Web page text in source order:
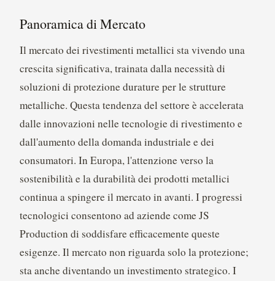
Panoramica di Mercato
Il mercato dei rivestimenti metallici sta vivendo una
crescita significativa, trainata dalla necessità di
soluzioni di protezione durature per le strutture
metalliche. Questa tendenza del settore è accelerata
dalle innovazioni nelle tecnologie di rivestimento e
dall'aumento della domanda industriale e dei
consumatori. In Europa, l'attenzione verso la
sostenibilità e la durabilità dei prodotti metallici
continua a spingere il mercato in avanti. I progressi
tecnologici consentono ad aziende come JS
Production di soddisfare efficacemente queste
esigenze. Il mercato non riguarda solo la protezione;
sta anche diventando un investimento strategico. I